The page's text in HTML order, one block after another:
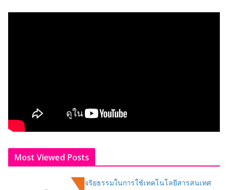
Most Viewed Posts
จริยธรรมในการใช้เทคโนโลยีสารสนเทศ